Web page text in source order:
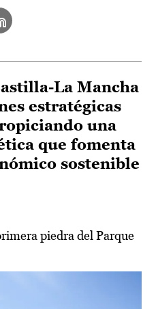
La Mancha
estratégicas
una
que fomenta
sostenible
piedra del Parque